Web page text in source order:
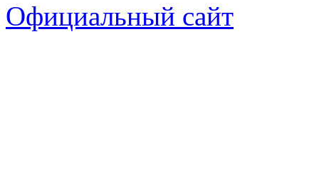
Официальный сайт